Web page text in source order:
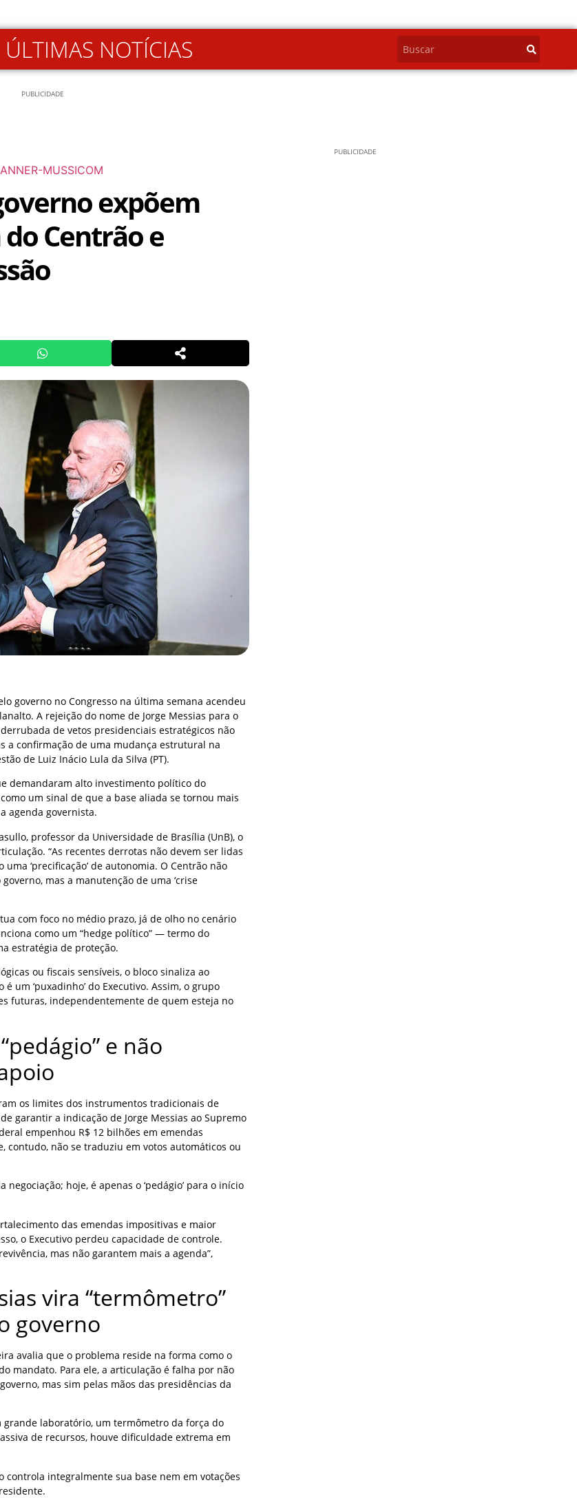
ÚLTIMAS NOTÍCIAS
PUBLICIDADE
expõem
Centrão e
governo no Congresso na última semana acendeu
A rejeição do nome de Jorge Messias para o
de vetos presidenciais estratégicos não
a confirmação de uma mudança estrutural na
de Luiz Inácio Lula da Silva (PT).
demandaram alto investimento político do
um sinal de que a base aliada se tornou mais
agenda governista.
professor da Universidade de Brasília (UnB), o
“As recentes derrotas não devem ser lidas
‘precificação’ de autonomia. O Centrão não
mas a manutenção de uma ‘crise
com foco no médio prazo, já de olho no cenário
como um “hedge político” — termo do
estratégia de proteção.
ou fiscais sensíveis, o bloco sinaliza ao
um ‘puxadinho’ do Executivo. Assim, o grupo
futuras, independentemente de quem esteja no
e não
os limites dos instrumentos tradicionais de
garantir a indicação de Jorge Messias ao Supremo
empenhou R$ 12 bilhões em emendas
contudo, não se traduziu em votos automáticos ou
hoje, é apenas o ‘pedágio’ para o início
das emendas impositivas e maior
o Executivo perdeu capacidade de controle.
mas não garantem mais a agenda”,
vira “termômetro”
governo
avalia que o problema reside na forma como o
mandato. Para ele, a articulação é falha por não
mas sim pelas mãos das presidências da
grande laboratório, um termômetro da força do
de recursos, houve dificuldade extrema em
controla integralmente sua base nem em votações
PUBLICIDADE